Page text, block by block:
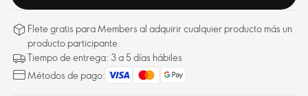
Flete gratis para Members al adquirir cualquier producto más un
producto participante.
Tiempo de entrega: 3 a 5 días hábiles
Métodos de pago: